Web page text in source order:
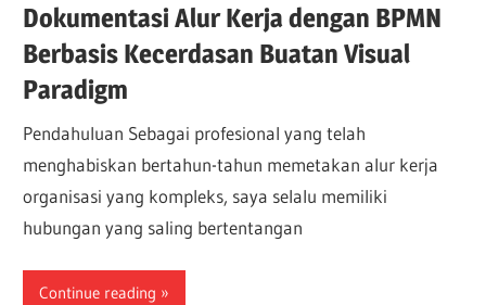
Dokumentasi Alur Kerja dengan BPMN
Berbasis Kecerdasan Buatan Visual
Paradigm
Pendahuluan Sebagai profesional yang telah
menghabiskan bertahun-tahun memetakan alur kerja
organisasi yang kompleks, saya selalu memiliki
hubungan yang saling bertentangan
Continue reading